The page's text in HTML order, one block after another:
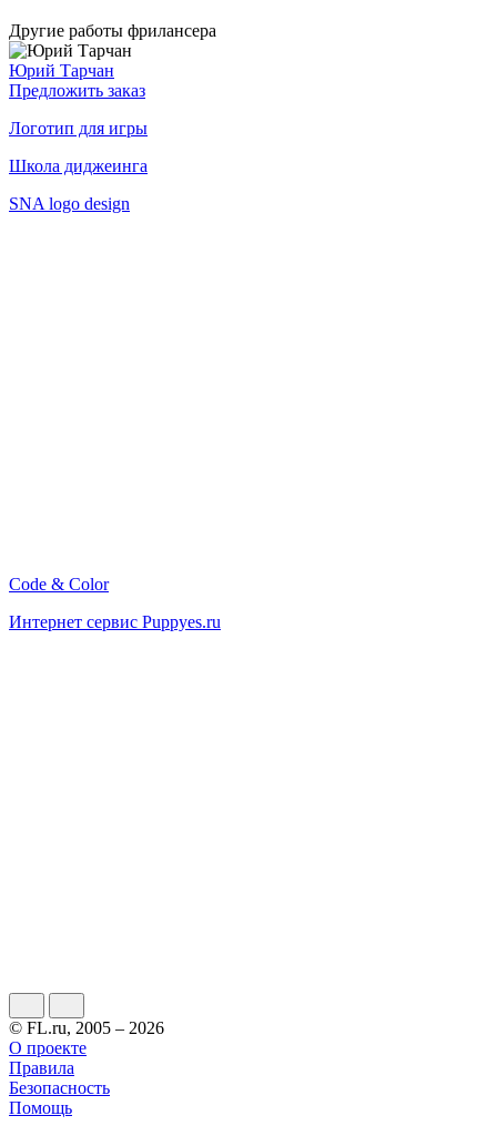
Другие работы фрилансера
Юрий Тарчан
Предложить заказ
Логотип для игры
Школа диджеинга
SNA logo design
Code & Color
Интернет сервис Puppyes.ru
© FL.ru, 2005 – 2026
О проекте
Правила
Безопасность
Помощь